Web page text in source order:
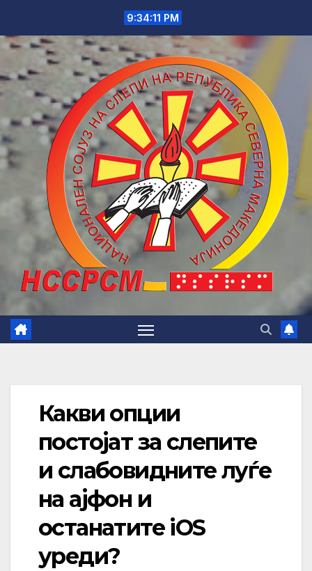
content
9:34:12 PM
Какви опции
постојат за слепите
и слабовидните луѓе
на ајфон и
останатите iOS
уреди?